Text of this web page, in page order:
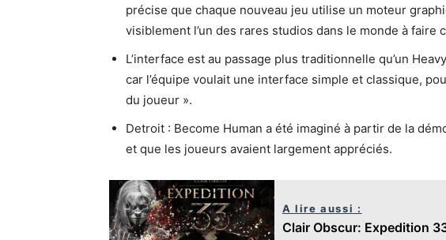
précise que chaque nouveau jeu utilise un moteur
visiblement l’un des rares studios dans le monde à faire
L’interface est au passage plus traditionnelle qu’un
car l’équipe voulait une interface simple et classique,
du joueur ».
Detroit : Become Human a été imaginé à partir de la
et que les joueurs avaient largement appréciés.
A lire aussi :
Clair Obscur: Expedition